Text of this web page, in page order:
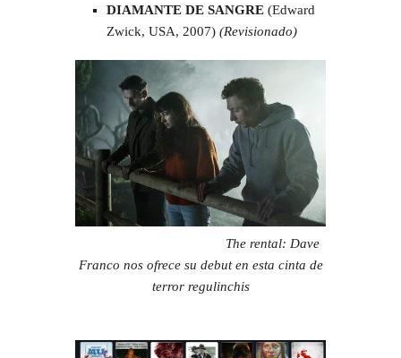
DIAMANTE DE SANGRE (Edward
Zwick, USA, 2007) (Revisionado)
The rental: Dave
Franco nos ofrece su debut en esta cinta de
terror regulinchis